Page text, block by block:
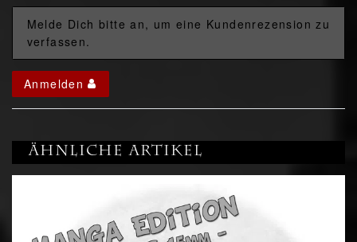
Melde Dich bitte an, um eine Kundenrezension zu
verfassen.
Anmelden
Ähnliche Artikel